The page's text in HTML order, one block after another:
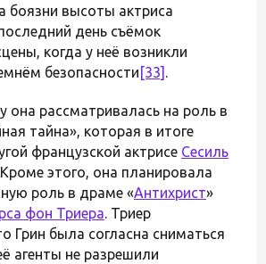
боязни высоты актриса
день съёмок
когда у неё возникли
безопасности [33] .
она рассматривалась на роль в
тайна», которая в итоге
французской актрисе Сесиль
Кроме этого, она планировала
роль в драме «Антихрист»
фон Триера. Триер
Грин была согласна сниматься
агенты не разрешили